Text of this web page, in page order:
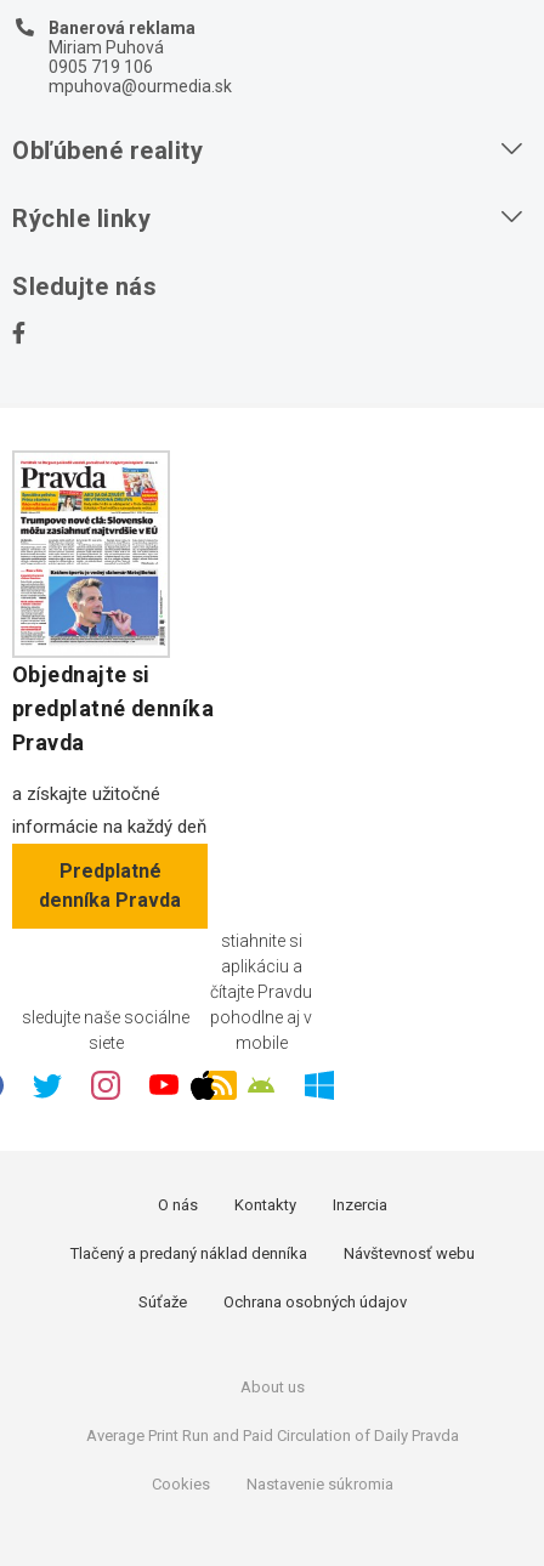
Banerová reklama
Miriam Puhová
0905 719 106
mpuhova@ourmedia.sk
Obľúbené reality
Domy na predaj
Stavebné pozemky
Rýchle linky
Sledujte nás
Objednajte si
predplatné denníka
Pravda
a získajte užitočné
informácie na každý deň
Predplatné
denníka Pravda
sledujte naše sociálne
siete
stiahnite si
aplikáciu a
čítajte Pravdu
pohodlne aj v
mobile
O nás Kontakty Inzercia
Tlačený a predaný náklad denníka Návštevnosť webu
Súťaže Ochrana osobných údajov
About us
Average Print Run and Paid Circulation of Daily Pravda
Cookies Nastavenie súkromia